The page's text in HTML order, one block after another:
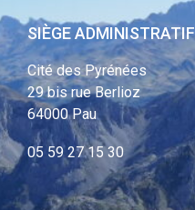
SIÈGE ADMINISTRATIF
Cité des Pyrénées
29 bis rue Berlioz
64000 Pau
05 59 27 15 30